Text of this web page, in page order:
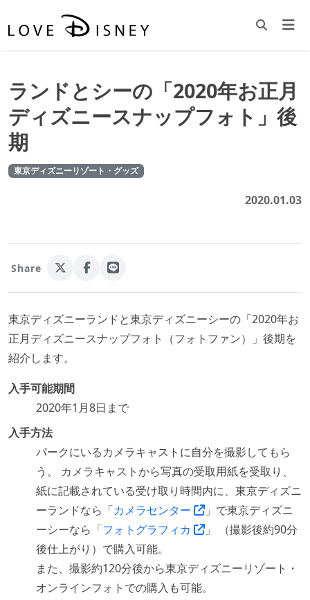
ランドとシーの「2020年お正月
ディズニースナップフォト」後
期
東京ディズニーリゾート・グッズ
2020.01.03
Share
東京ディズニーランドと東京ディズニーシーの「2020年お
正月ディズニースナップフォト（フォトファン）」後期を
紹介します。
入手可能期間
2020年1月8日まで
入手方法
パークにいるカメラキャストに自分を撮影してもら
う。 カメラキャストから写真の受取用紙を受取り、
紙に記載されている受け取り時間内に、東京ディズニ
ーランドなら「カメラセンター
」で東京ディズニ
ーシーなら「フォトグラフィカ
」 （撮影後約90分
後仕上がり）で購入可能。
また、撮影約120分後から東京ディズニーリゾート・
オンラインフォトでの購入も可能。